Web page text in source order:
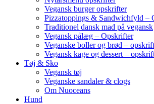
Vegansk burger opskrifter
Pizzatoppings & Sandwichfyld –
Traditionel dansk mad på vegansk
Vegansk pålæg – Opskrifter
Veganske boller og brød –
Vegansk kage og dessert –
Tøj & Sko
Vegansk tøj
Veganske sandaler & clogs
Om Nuoceans
Hund